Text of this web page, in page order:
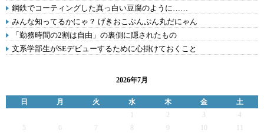
鋼鉄でコーティングした真っ白い豆腐のように……
みんな知ってるかにゃ？ げきおこぷんぷん丸だにゃん
「勤務時間の2割は自由」の裏側に隠されたもの
文系学部生がSEデビューするために心掛けておくこと
2026年7月
日 月 火 水 木 金
土
2 3
4
5
6 7 9